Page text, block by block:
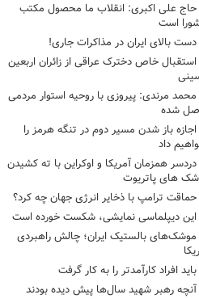
حاج علی اکبری: انقلاب ما محصول مکتب
است
دست بالای ایران در مذاکرات جاری!
استقبال خاص دخترک عراقی از زائران اربعین
محمد مرندی: پیروزی با روحیه استوار مردمی
شده
اجازه باز شدن مسیر دوم در تنگه هرمز را
داد
دردسر همزمان آمریکا و اوکراین با ته کشیدن
های پاتریوت
حماقت ترامپ با ذخایر انرژی جهان چه کرد؟
این دیپلماسی نمایشی، شکست خورده است
موشک‌های بالستیک ایران؛ چالش راهبردی
باید افراد کارآمدتر را به کار گرفت
آنچه رهبر شهید سال‌ها پیش دیده بودند